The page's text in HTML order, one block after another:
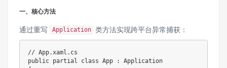
一、核心方法
通过重写 Application 类方法实现跨平台异常捕获：
// App.xaml.cs
public partial class App :
Application